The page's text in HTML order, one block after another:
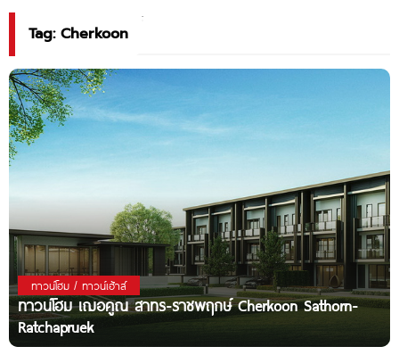
Tag: Cherkoon
ทาวน์โฮม / ทาวน์เฮ้าส์
ทาวน์โฮม เฌอคูณ สาทร-ราชพฤกษ์ Cherkoon Sathorn-
Ratchapruek